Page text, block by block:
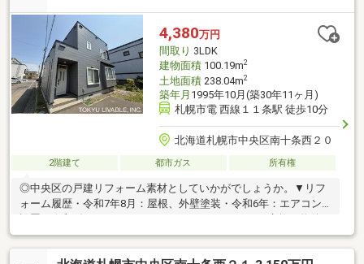
4,380万円
間取り 3LDK
建物面積100.19m2
土地面積238.04m2
築年月 1995年10月(築30年11ヶ月)
札幌市電 西線１１条駅 徒歩10分
北海道札幌市中央区南十条西２０
2階建て 都市ガス 所有権
◎中央区の戸建リフォーム素材としていかがでしょうか。▼リフ
ォーム履歴・令和7年8月：屋根、外壁塗装・令和6年：エアコン
ポイント・周辺買い物環境、教育環境充実・駐車スペース、庭有
り。※前面道路：私道負担有り（約31.9m2）▼ライフインフォメ